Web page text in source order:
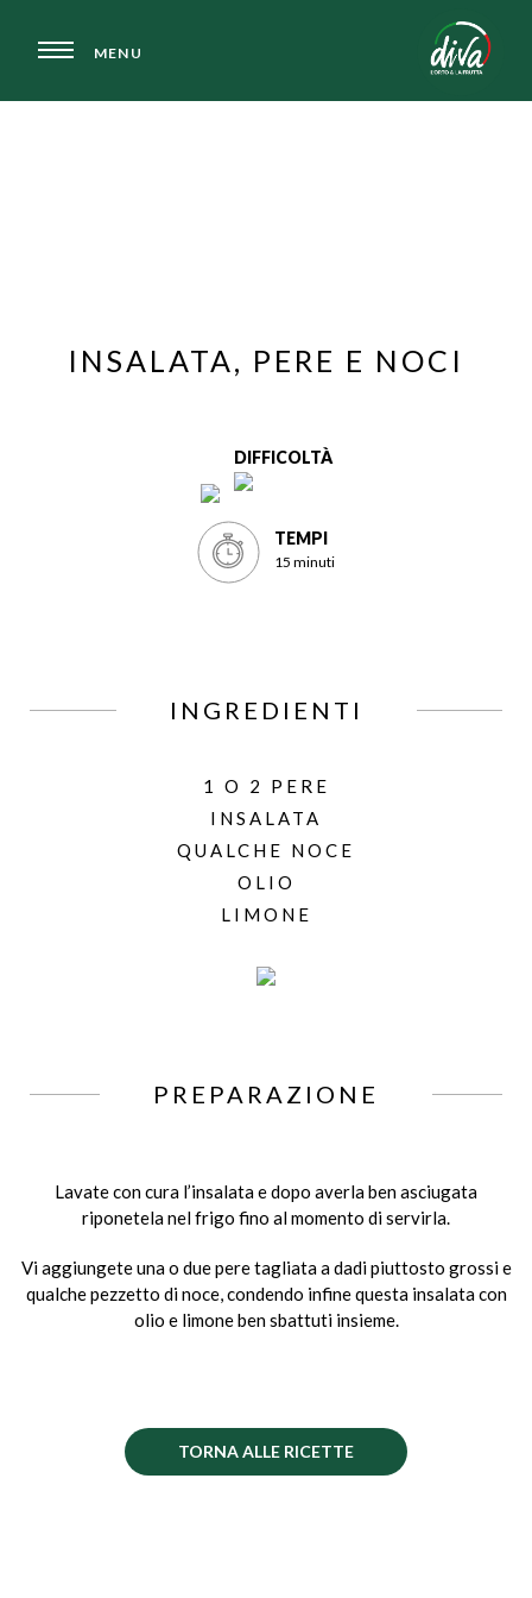
INSALATA, PERE E NOCI
DIFFICOLTÀ
TEMPI
15 minuti
INGREDIENTI
1 O 2 PERE
INSALATA
QUALCHE NOCE
OLIO
LIMONE
PREPARAZIONE
Lavate con cura l’insalata e dopo averla ben asciugata
riponetela nel frigo fino al momento di servirla.
Vi aggiungete una o due pere tagliata a dadi piuttosto grossi e
qualche pezzetto di noce, condendo infine questa insalata con
olio e limone ben sbattuti insieme.
TORNA ALLE RICETTE
MENU